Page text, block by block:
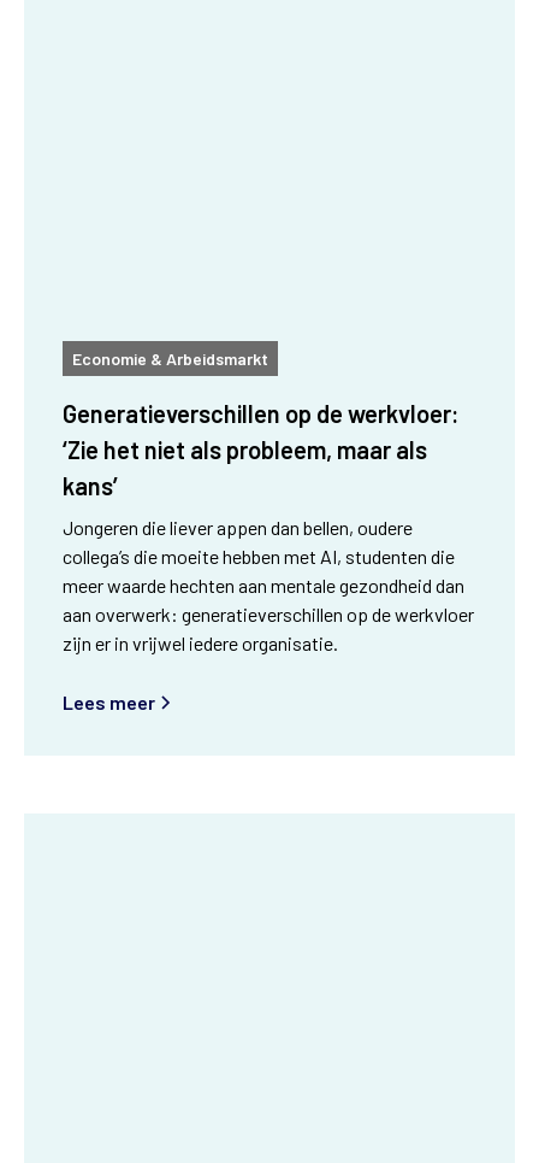
Generatieverschillen op de werkvloer:
‘Zie het niet als probleem, maar als
kans’
Economie & Arbeidsmarkt
Jongeren die liever appen dan bellen, oudere
collega’s die moeite hebben met AI, studenten die
meer waarde hechten aan mentale gezondheid dan
aan overwerk: generatieverschillen op de werkvloer
zijn er in vrijwel iedere organisatie.
Lees meer